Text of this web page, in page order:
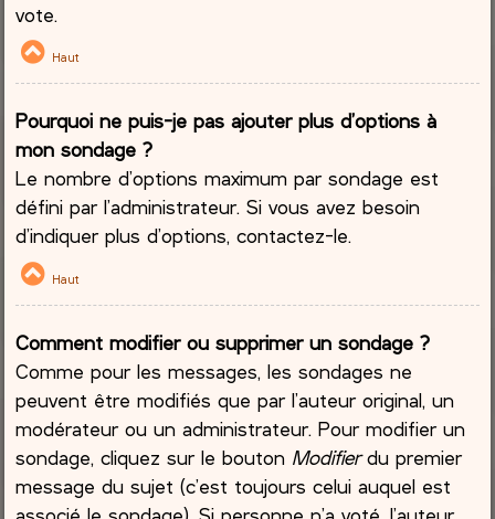
vote.
Haut
Pourquoi ne puis-je pas ajouter plus d’options à
mon sondage ?
Le nombre d’options maximum par sondage est
défini par l’administrateur. Si vous avez besoin
d’indiquer plus d’options, contactez-le.
Haut
Comment modifier ou supprimer un sondage ?
Comme pour les messages, les sondages ne
peuvent être modifiés que par l’auteur original, un
modérateur ou un administrateur. Pour modifier un
sondage, cliquez sur le bouton Modifierdu premier
message du sujet (c’est toujours celui auquel est